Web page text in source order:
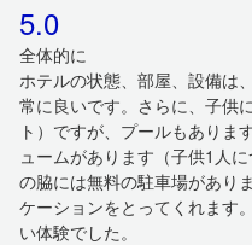
5.0
全体的に
ホテルの状態、部屋、設備は
常に良いです。さらに、子供
ト）ですが、プールもありま
ュームがあります（子供1人
の脇には無料の駐車場があり
ケーションをとってくれます
い体験でした。